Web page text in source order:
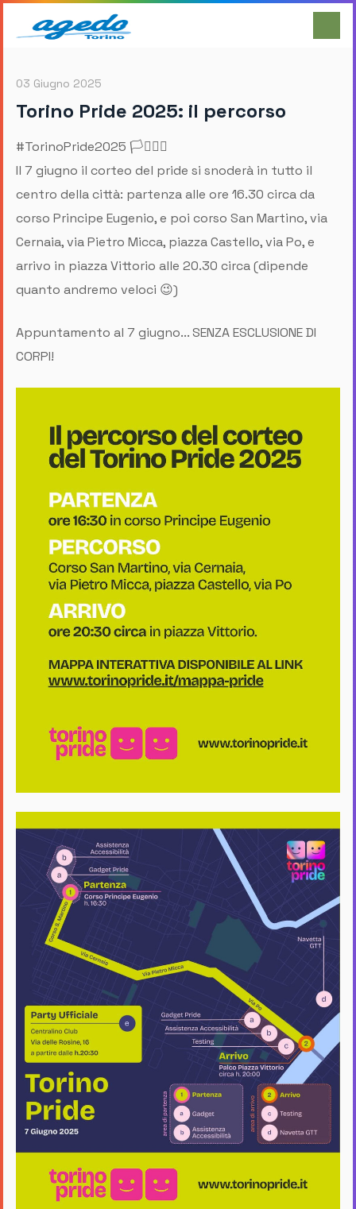
03 Giugno 2025
Torino Pride 2025: il percorso
#TorinoPride2025 🏳️‍⚧️🏳️‍🌈
Il 7 giugno il corteo del pride si snoderà in tutto il
centro della città: partenza alle ore 16.30 circa da
corso Principe Eugenio, e poi corso San Martino, via
Cernaia, via Pietro Micca, piazza Castello, via Po, e
arrivo in piazza Vittorio alle 20.30 circa (dipende
quanto andremo veloci 😉)
Appuntamento al 7 giugno... SENZA ESCLUSIONE DI
CORPI!